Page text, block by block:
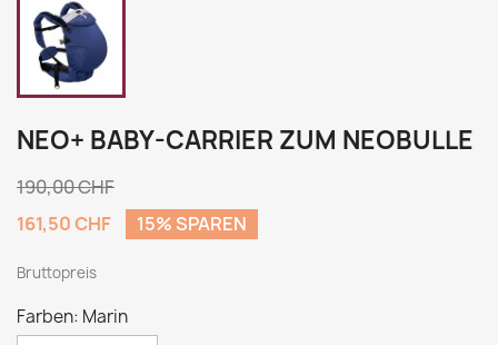
NEO+ BABY-CARRIER ZUM NEOBULLE
190,00 CHF
161,50 CHF
15% SPAREN
Bruttopreis
Farben: Marin